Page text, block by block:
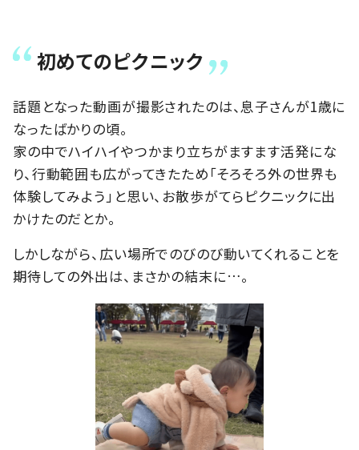
初めてのピクニック
話題となった動画が撮影されたのは、息子さんが1歳に
なったばかりの頃。
家の中でハイハイやつかまり立ちがますます活発にな
り、行動範囲も広がってきたため「そろそろ外の世界も
体験してみよう」と思い、お散歩がてらピクニックに出
かけたのだとか。
しかしながら、広い場所でのびのび動いてくれることを
期待しての外出は、まさかの結末に…。